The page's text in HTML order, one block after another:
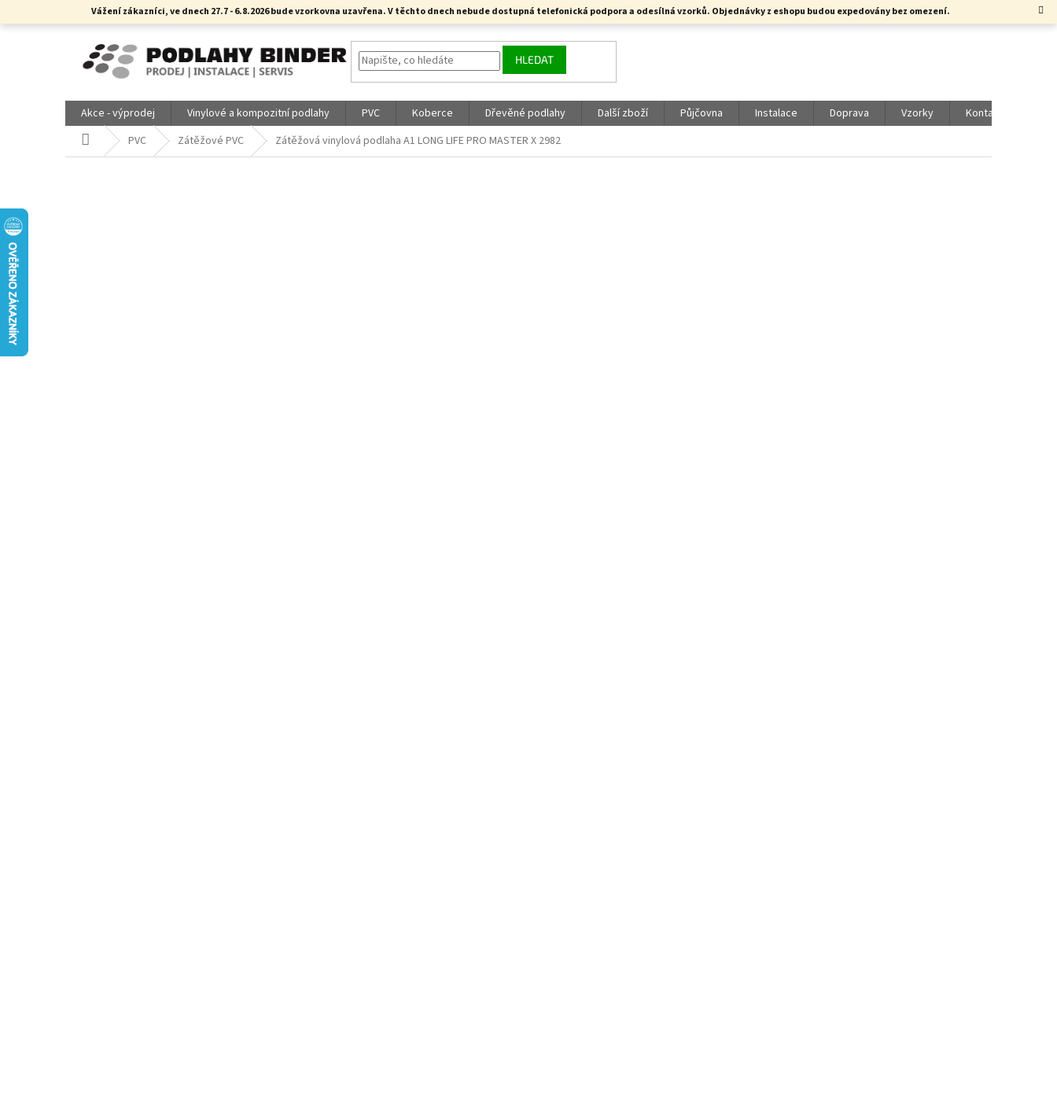
na
Vážení zákazníci, ve dnech 27.7 - 6.8.2026 bude vzorkovna uzavřena. V těchto dnech nebude dostupná telefonická podpora a odesílná vzorků. Objednávky z eshopu budou expedovány bez omezení.
HLEDAT
Akce - výprodej Vinylové a kompozitní podlahy PVC Koberce Dřevěné podlahy Další zboží Půjčovna Instalace Doprava Vzorky Kontakty
Domů PVC Zátěžové PVC Zátěžová vinylová podlaha A1 LONG LIFE PRO MASTER X 2982